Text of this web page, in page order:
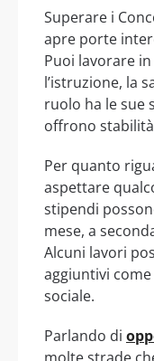
Superare i
apre porte
Puoi lavorare
l’istruzione, la
ruolo ha le sue
offrono
Per quanto
aspettare
stipendi
mese, a
Alcuni lavori
aggiuntivi
sociale.
Parlando di